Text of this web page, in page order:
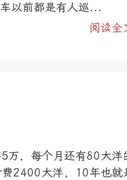
以前都是有人巡...
阅读全
万，每个月还有80大洋
2400大洋，10年也就